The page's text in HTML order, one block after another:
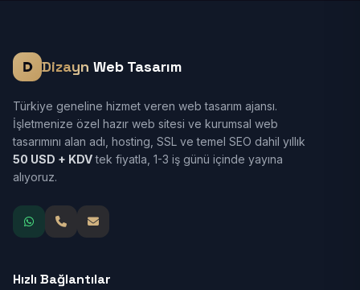
Dizayn Web Tasarım
Türkiye geneline hizmet veren web tasarım ajansı.
İşletmenize özel hazır web sitesi ve kurumsal web
tasarımını alan adı, hosting, SSL ve temel SEO dahil yıllık
50 USD + KDVtek fiyatla, 1-3 iş günü içinde yayına
alıyoruz.
Hızlı Bağlantılar